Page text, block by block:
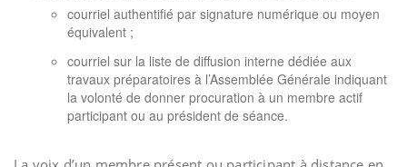
courriel authentifié par signature numérique ou moyen
équivalent ;
courriel sur la liste de diffusion interne dédiée aux
travaux préparatoires à l’Assemblée Générale indiquant
la volonté de donner procuration à un membre actif
participant ou au président de séance.